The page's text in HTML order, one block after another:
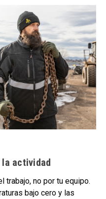
la actividad
trabajo, no por tu equipo.
bajo cero y las